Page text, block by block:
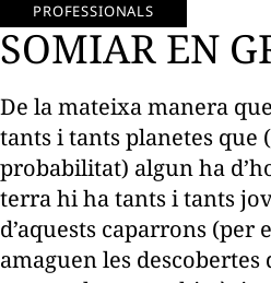
PROFESSIONALS
SOMIAR EN
De la mateixa manera
tants i tants planetes que
probabilitat) algun ha
terra hi ha tants i tants
d’aquests caparrons (per
amaguen les